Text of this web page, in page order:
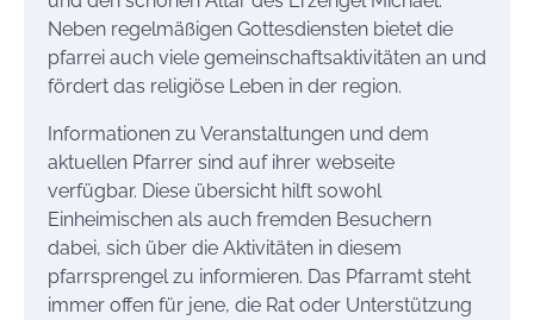
Neben regelmäßigen Gottesdiensten bietet die
pfarrei auch viele gemeinschaftsaktivitäten an und
fördert das religiöse Leben in der region.
Informationen zu Veranstaltungen und dem
aktuellen Pfarrer sind auf ihrer webseite
verfügbar. Diese übersicht hilft sowohl
Einheimischen als auch fremden Besuchern
dabei, sich über die Aktivitäten in diesem
pfarrsprengel zu informieren. Das Pfarramt steht
immer offen für jene, die Rat oder Unterstützung